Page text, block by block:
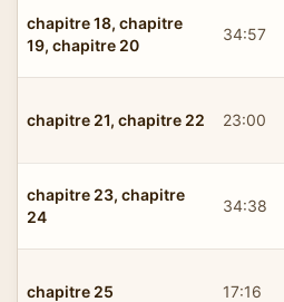
chapitre 18, chapitre
19, chapitre 20
34:57
chapitre 21, chapitre 22 23:00
chapitre 23, chapitre
24
34:38
chapitre 25 17:16